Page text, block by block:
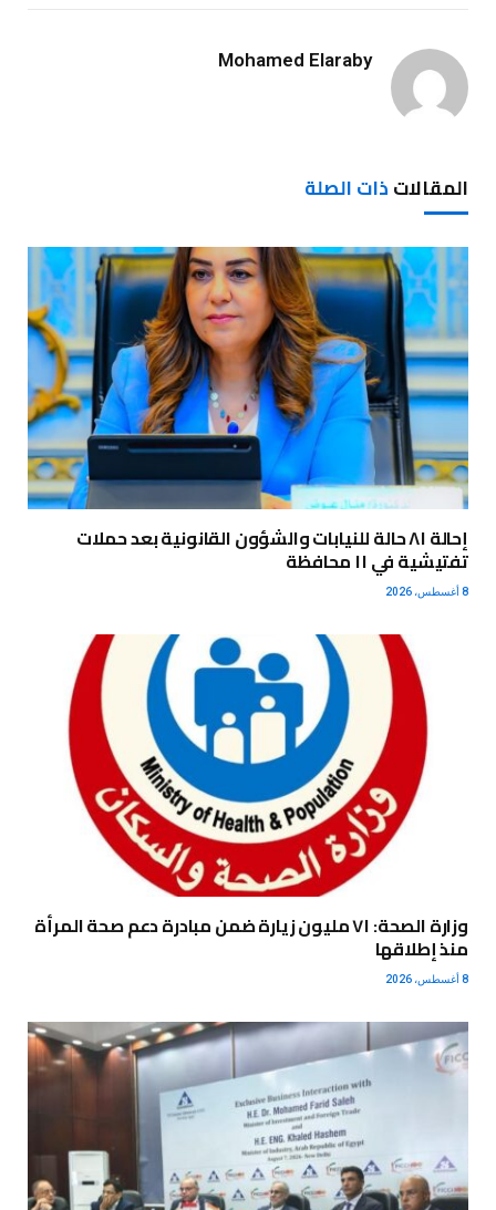
Mohamed Elaraby
المقالاتذات الصلة
إحالة ٨١ حالة للنيابات والشؤون القانونية بعد حملات
تفتيشية في ١١ محافظة
8 أغسطس، 2026
وزارة الصحة: ٧١ مليون زيارة ضمن مبادرة دعم صحة المرأة
منذ إطلاقها
8 أغسطس، 2026